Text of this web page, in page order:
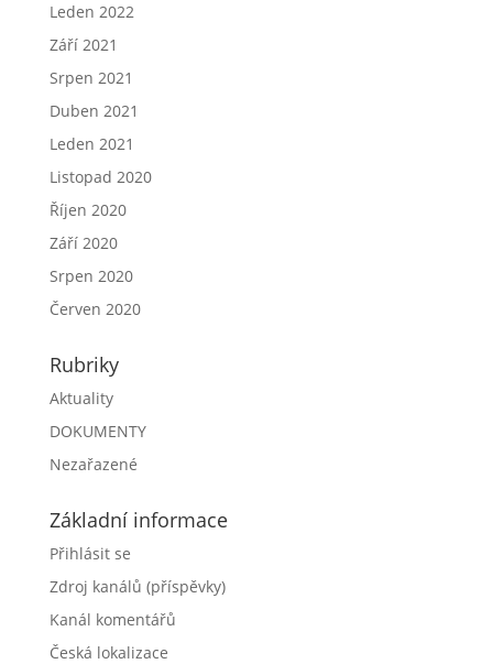
Leden 2022
Září 2021
Srpen 2021
Duben 2021
Leden 2021
Listopad 2020
Říjen 2020
Září 2020
Srpen 2020
Červen 2020
Rubriky
Aktuality
DOKUMENTY
Nezařazené
Základní informace
Přihlásit se
Zdroj kanálů (příspěvky)
Kanál komentářů
Česká lokalizace